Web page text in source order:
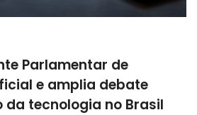
Parlamentar de
e amplia debate
da tecnologia no Brasil